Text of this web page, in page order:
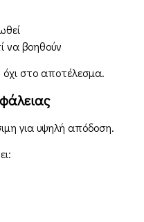
να βοηθούν
όχι στο αποτέλεσμα.
για υψηλή απόδοση.